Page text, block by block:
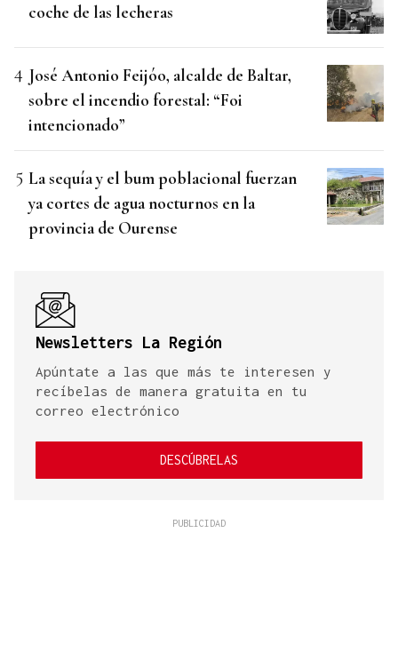
coche de las lecheras
José Antonio Feijóo, alcalde de Baltar,
sobre el incendio forestal: “Foi
intencionado”
La sequía y el bum poblacional fuerzan
ya cortes de agua nocturnos en la
provincia de Ourense
Newsletters La Región
Apúntate a las que más te interesen y
recíbelas de manera gratuita en tu
correo electrónico
DESCÚBRELAS